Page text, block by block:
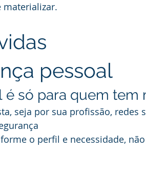
materializar.
pessoal
só para quem tem
seja por sua profissão, redes
o perfil e necessidade,